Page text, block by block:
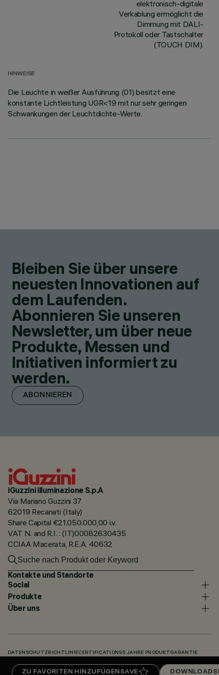
ZU FAVORITEN HINZUFÜGEN SAVE DOWNLOADS
elektronisch-digitale
Verkablung ermöglicht die
Dimmung mit DALI-
Protokoll oder Tastschalter
(TOUCH DIM).
HINWEISE
Die Leuchte in weißer Ausführung (01) besitzt eine
konstante Lichtleistung UGR<19 mit nur sehr geringen
Schwankungen der Leuchtdichte-Werte.
Bleiben Sie über unsere
neuesten Innovationen auf
dem Laufenden.
Abonnieren Sie unseren
Newsletter, um über neue
Produkte, Messen und
Initiativen informiert zu
werden.
ABONNIEREN
iGuzzini illuminazione S.p.A
Via Mariano Guzzini 37
62019 Recanati (Italy)
Share Capital €21.050.000,00 i.v.
VAT N. and R.I. : (IT)00082630435
CCIAA Macerata, R.E.A. 40632
Kontakte und Standorte
Social
Produkte
Über uns
DATENSCHUTZRICHTLINIECERTIFICATIONS 5 JAHRE PRODUKTGARANTIE
UNSERE CODES KNOWLEDGE BASE (LOGIN REQUIRED) DOWNLOADS